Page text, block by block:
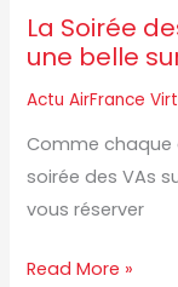
La Soirée
une belle
Actu AirFrance
Comme chaque
soirée des VAs
vous réserver
une
belle
cette
année
!
Read More »